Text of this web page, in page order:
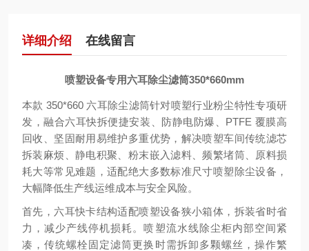
详细介绍 在线留言
喷塑设备专用六耳除尘滤筒350*660mm
本款 350*660 六耳除尘滤筒针对喷塑行业粉尘特性专项研
发，融合六耳快拆便捷安装、防静电防爆、PTFE 覆膜高
回收、坚固耐用易维护多重优势，解决喷塑车间传统滤芯
拆装麻烦、静电积聚、粉末嵌入滤料、频繁堵筒、原料损
耗大等常见难题，适配绝大多数标准尺寸喷塑除尘设备，
大幅降低生产线运维成本与安全风险。
首先，六耳快卡结构适配喷塑设备狭小箱体，拆装省时省
力，减少产线停机损耗。喷塑流水线除尘柜内部空间紧
凑，传统螺栓固定滤筒更换时需拆卸多颗螺丝，操作繁